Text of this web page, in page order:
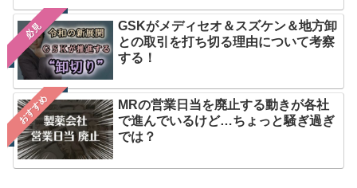
必見
GSKがメディセオ＆スズケン＆地方卸
との取引を打ち切る理由について考察
する！
おすすめ
MRの営業日当を廃止する動きが各社
で進んでいるけど…ちょっと騒ぎ過ぎ
では？